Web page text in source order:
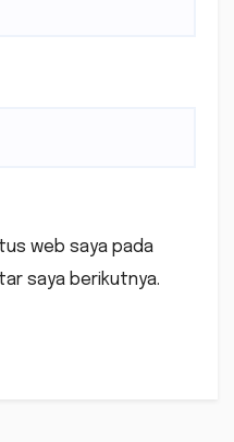
web saya pada
saya berikutnya.